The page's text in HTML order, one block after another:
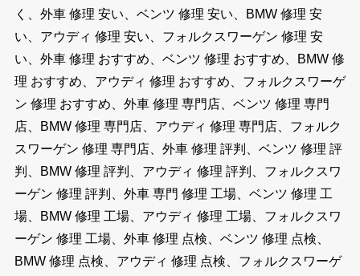
く、外車 修理 安い、ベンツ 修理 安い、BMW 修理 安
い、アウディ 修理 安い、フォルクスワーゲン 修理 安
い、外車 修理 おすすめ、ベンツ 修理 おすすめ、BMW 修
理 おすすめ、アウディ 修理 おすすめ、フォルクスワーゲ
ン 修理 おすすめ、外車 修理 専門店、ベンツ 修理 専門
店、BMW 修理 専門店、アウディ 修理 専門店、フォルク
スワーゲン 修理 専門店、外車 修理 評判、ベンツ 修理 評
判、BMW 修理 評判、アウディ 修理 評判、フォルクスワ
ーゲン 修理 評判、外車 専門 修理 工場、ベンツ 修理 工
場、BMW 修理 工場、アウディ 修理 工場、フォルクスワ
ーゲン 修理 工場、外車 修理 点検、ベンツ 修理 点検、
BMW 修理 点検、アウディ 修理 点検、フォルクスワーゲ